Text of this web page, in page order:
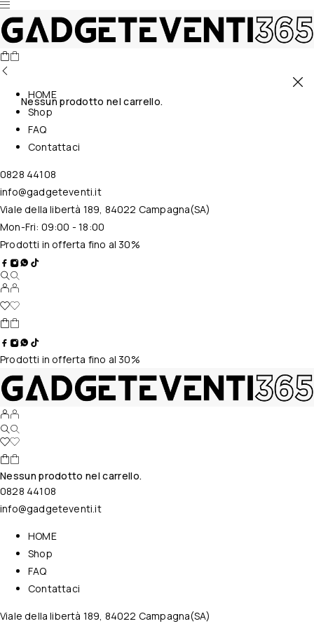
Nessun prodotto nel carrello.
HOME
Shop
FAQ
Contattaci
0828 44108
info@gadgeteventi.it
Viale della libertà 189, 84022 Campagna(SA)
Mon-Fri: 09:00 - 18:00
Prodotti in offerta fino al 30%
Prodotti in offerta fino al 30%
Nessun prodotto nel carrello.
0828 44108
info@gadgeteventi.it
HOME
Shop
FAQ
Contattaci
Viale della libertà 189, 84022 Campagna(SA)